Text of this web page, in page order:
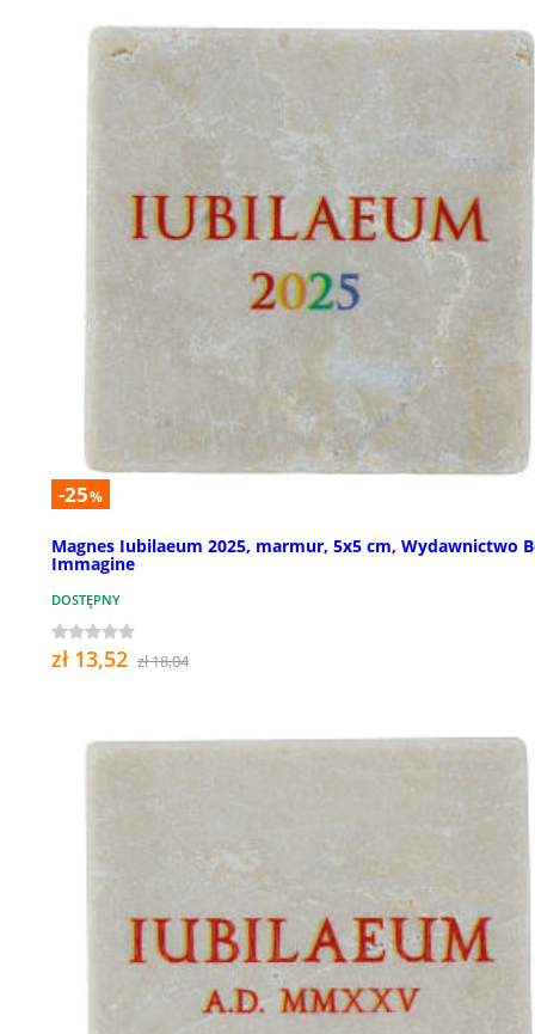
-25%
Magnes Iubilaeum 2025, marmur, 5x5 cm, Wydawnictwo
Immagine
DOSTĘPNY
zł 13,52 zł 18,04